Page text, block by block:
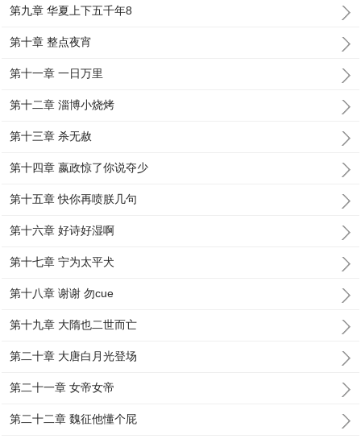
第九章 华夏上下五千年8
第十章 整点夜宵
第十一章 一日万里
第十二章 淄博小烧烤
第十三章 杀无赦
第十四章 嬴政惊了你说夺少
第十五章 快你再喷朕几句
第十六章 好诗好湿啊
第十七章 宁为太平犬
第十八章 谢谢 勿cue
第十九章 大隋也二世而亡
第二十章 大唐白月光登场
第二十一章 女帝女帝
第二十二章 魏征他懂个屁